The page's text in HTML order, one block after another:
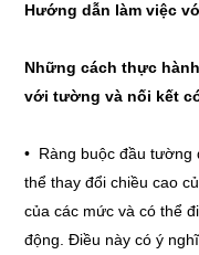
Hướng dẫn làm việc
Những cách thực
với tường và nối kết
• Ràng buộc đầu tường
thể thay đổi chiều cao
của các mức và có thể
động. Điều này có ý